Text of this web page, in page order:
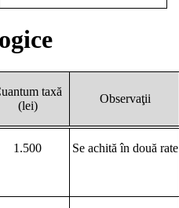
taxă
(lei)
Observaţii
1.500 Se achită în două rate